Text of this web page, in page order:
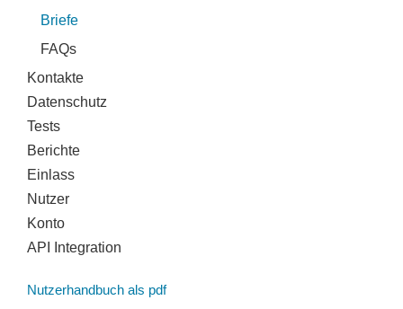
Briefe
FAQs
Kontakte
Datenschutz
Tests
Berichte
Einlass
Nutzer
Konto
API Integration
Nutzerhandbuch als pdf